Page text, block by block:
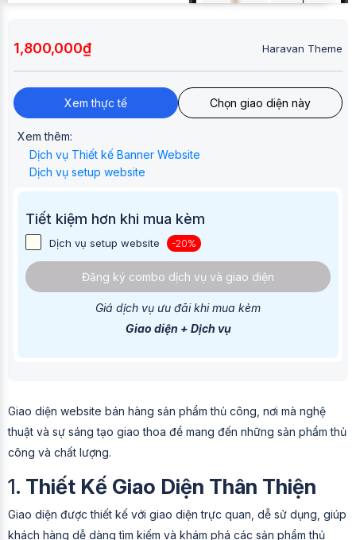
1,800,000₫ Haravan Theme
Xem thực tế Chọn giao diện này
Xem thêm:
Dịch vụ Thiết kế Banner Website
Dịch vụ setup website
Tiết kiệm hơn khi mua kèm
Dịch vụ setup website -20%
Đăng ký combo dịch vụ và giao diện
Giá dịch vụ ưu đãi khi mua kèm
Giao diện + Dịch vụ
Giao diện website bán hàng sản phẩm thủ công, nơi mà nghệ
thuật và sự sáng tạo giao thoa để mang đến những sản phẩm thủ
công và chất lượng.
1. Thiết Kế Giao Diện Thân Thiện
Giao diện được thiết kế với giao diện trực quan, dễ sử dụng, giúp
khách hàng dễ dàng tìm kiếm và khám phá các sản phẩm thủ